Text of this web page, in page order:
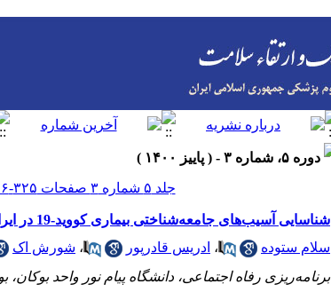
دوره ۵، شماره ۳ - ( پاييز ۱۴۰۰ )
جلد ۵ شماره ۳ صفحات ۳۲۵-۳۱۶
شناسایی آسیب‌های جامعه‌شناختی بیماری کووید-19 در ایران
سلام ستوده
، ادریس قادرپور ، شورش اک
برنامه‌ریزی رفاه اجتماعی، دانشگاه پیام نور واحد بوکان،